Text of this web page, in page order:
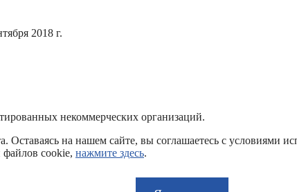
2018 г.
некоммерческих организаций.
на нашем сайте, вы соглашаетесь с условиями
cookie, нажмите здесь.